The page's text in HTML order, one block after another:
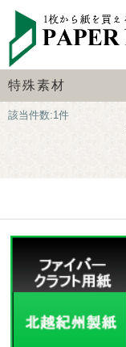
特殊素材
該当件数:1件